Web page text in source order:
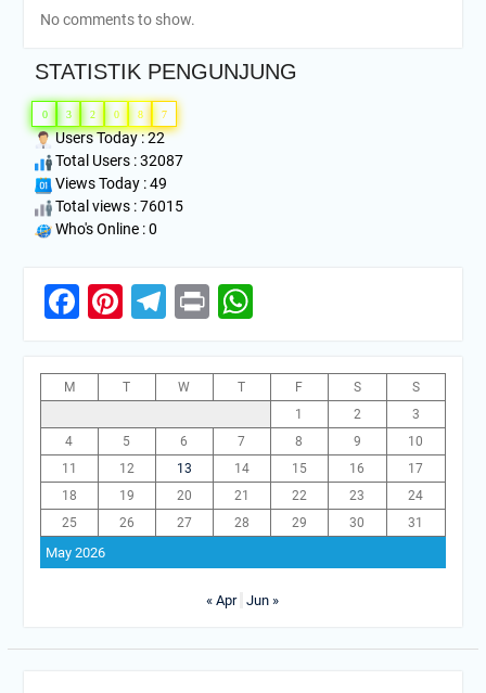
No comments to show.
STATISTIK PENGUNJUNG
0 3 2 0 8 7
Users Today : 22
Total Users : 32087
Views Today : 49
Total views : 76015
Who's Online : 0
Facebook
Pinterest
Telegram
Print
May 2026
M T W T F S
S
1
2
3
4
5 6 7 8 9
10
11
12 13 14 15 16
17
18
19 20 21 22 23
24
25
26 27 28 29 30 31
« Apr Jun »